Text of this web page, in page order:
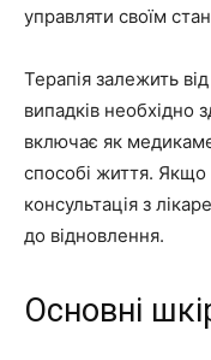
управляти своїм
Терапія залежить
випадків необхідно
включає як
способі життя. Якщо
консультація з
до відновлення.
Основні